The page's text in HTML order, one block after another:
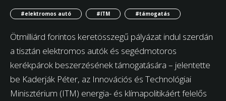
#elektromos autó #ITM #támogatás
Ötmilliárd forintos keretösszegű pályázat indul szerdán
a tisztán elektromos autók és segédmotoros
kerékpárok beszerzésének támogatására – jelentette
be Kaderják Péter, az Innovációs és Technológiai
Minisztérium (ITM) energia- és klímapolitikáért felelős